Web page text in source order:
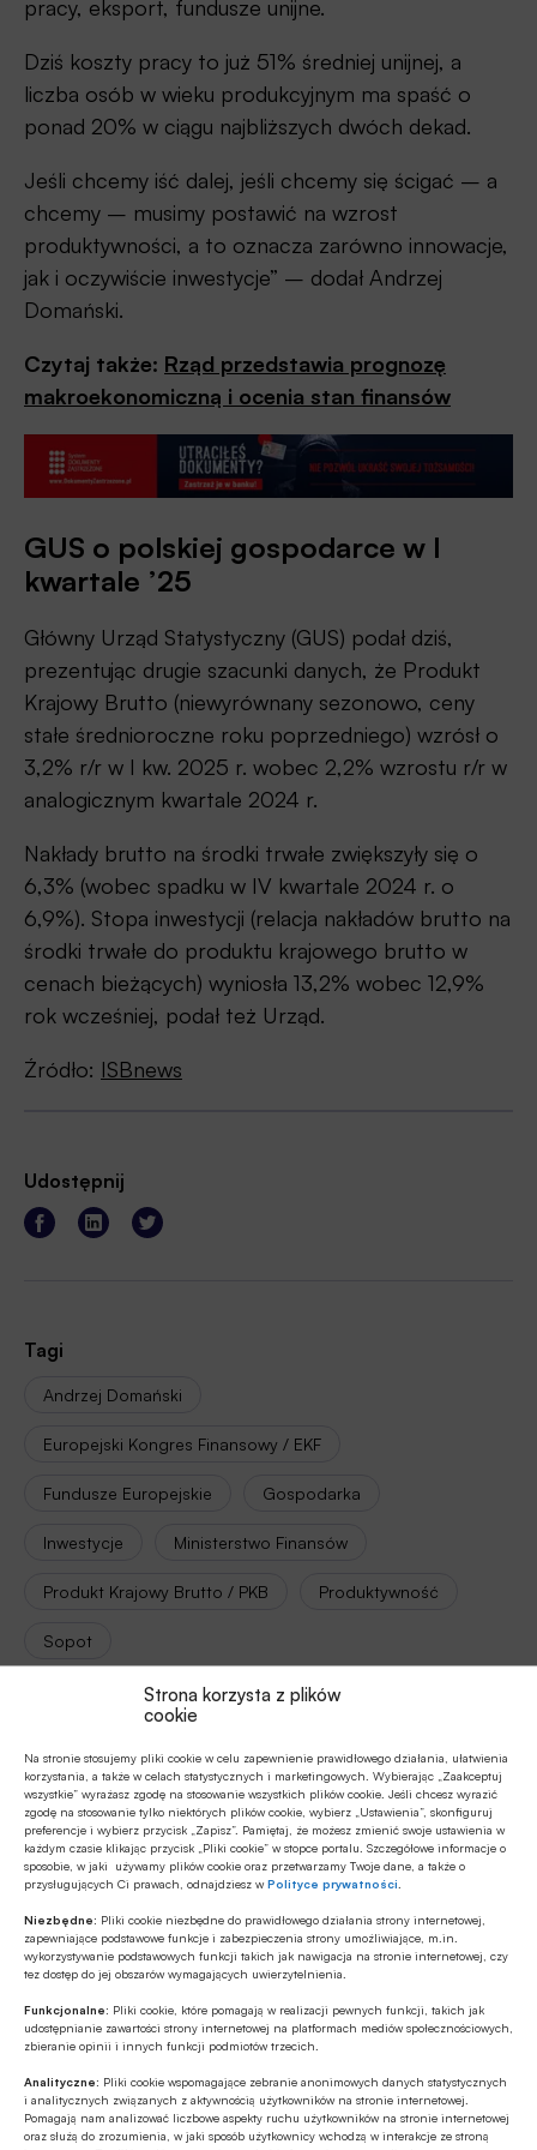
Strona korzysta z plików
cookie
Na stronie stosujemy pliki cookie w celu zapewnienie prawidłowego działania, ułatwienia
korzystania, a także w celach statystycznych i marketingowych. Wybierając „Zaakceptuj
wszystkie” wyrażasz zgodę na stosowanie wszystkich plików cookie. Jeśli chcesz wyrazić
zgodę na stosowanie tylko niektórych plików cookie, wybierz „Ustawienia”, skonfiguruj
preferencje i wybierz przycisk „Zapisz”. Pamiętaj, że możesz zmienić swoje ustawienia w
każdym czasie klikając przycisk „Pliki cookie” w stopce portalu. Szczegółowe informacje o
sposobie, w jaki używamy plików cookie oraz przetwarzamy Twoje dane, a także o
przysługujących Ci prawach, odnajdziesz wPolityce prywatności
Niezbędne: Pliki cookie niezbędne do prawidłowego działania strony internetowej,
zapewniające podstawowe funkcje i zabezpieczenia strony umożliwiające, m.in.
wykorzystywanie podstawowych funkcji takich jak nawigacja na stronie internetowej, czy
tez dostęp do jej obszarów wymagających uwierzytelnienia.
Funkcjonalne: Pliki cookie, które pomagają w realizacji pewnych funkcji, takich jak
udostępnianie zawartości strony internetowej na platformach mediów społecznościowych,
zbieranie opinii i innych funkcji podmiotów trzecich.
Analityczne: Pliki cookie wspomagające zebranie anonimowych danych statystycznych
i analitycznych związanych z aktywnością użytkowników na stronie internetowej.
Pomagają nam analizować liczbowe aspekty ruchu użytkowników na stronie internetowej
oraz służą do zrozumienia, w jaki sposób użytkownicy wchodzą w interakcje ze stroną
pracy, eksport, fundusze unijne.
Dziś koszty pracy to już 51% średniej unijnej, a
liczba osób w wieku produkcyjnym ma spaść o
ponad 20% w ciągu najbliższych dwóch dekad.
Jeśli chcemy iść dalej, jeśli chcemy się ścigać – a
chcemy – musimy postawić na wzrost
produktywności, a to oznacza zarówno innowacje,
jak i oczywiście inwestycje” – dodał Andrzej
Domański.
Czytaj także: Rząd przedstawia prognozę
makroekonomiczną i ocenia stan finansów
GUS o polskiej gospodarce w I
kwartale ’25
Główny Urząd Statystyczny (GUS) podał dziś,
prezentując drugie szacunki danych, że Produkt
Krajowy Brutto (niewyrównany sezonowo, ceny
stałe średnioroczne roku poprzedniego) wzrósł o
3,2% r/r w I kw. 2025 r. wobec 2,2% wzrostu r/r w
analogicznym kwartale 2024 r.
Nakłady brutto na środki trwałe zwiększyły się o
6,3% (wobec spadku w IV kwartale 2024 r. o
6,9%). Stopa inwestycji (relacja nakładów brutto na
środki trwałe do produktu krajowego brutto w
cenach bieżących) wyniosła 13,2% wobec 12,9%
rok wcześniej, podał też Urząd.
Źródło: ISBnews
Udostępnij
Tagi
Andrzej Domański
Europejski Kongres Finansowy / EKF
Fundusze Europejskie Gospodarka
Inwestycje Ministerstwo Finansów
Produkt Krajowy Brutto / PKB Produktywność
Sopot
mb
Źródło
Polecamy
MULTIMEDIA
Mikrofirmy potrzebują nie tylko
finansowania, ale także kompetencji